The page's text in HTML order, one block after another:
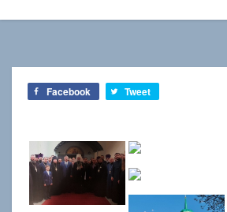
Facebook Tweet